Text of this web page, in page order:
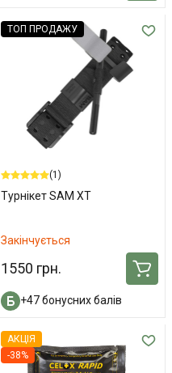
ТОП ПРОДАЖУ
(1)
Турнікет SAM XT
Закінчується
1550 грн.
+47 бонусних балів
АКЦІЯ
-38%